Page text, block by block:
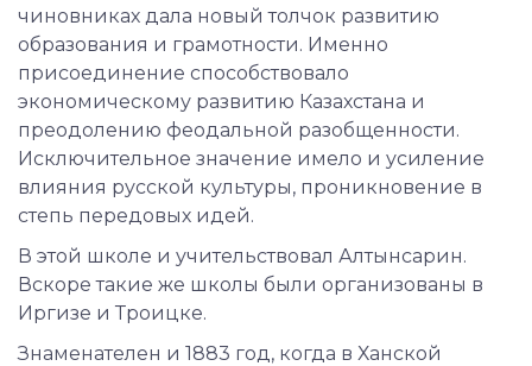
чиновниках дала новый толчок развитию
образования и грамотности. Именно
присоединение способствовало
экономическому развитию Казахстана и
преодолению феодальной разобщенности.
Исключительное значение имело и усиление
влияния русской культуры, проникновение в
степь передовых идей.
В этой школе и учительствовал Алтынсарин.
Вскоре такие же школы были организованы в
Иргизе и Троицке.
Знаменателен и 1883 год, когда в Ханской